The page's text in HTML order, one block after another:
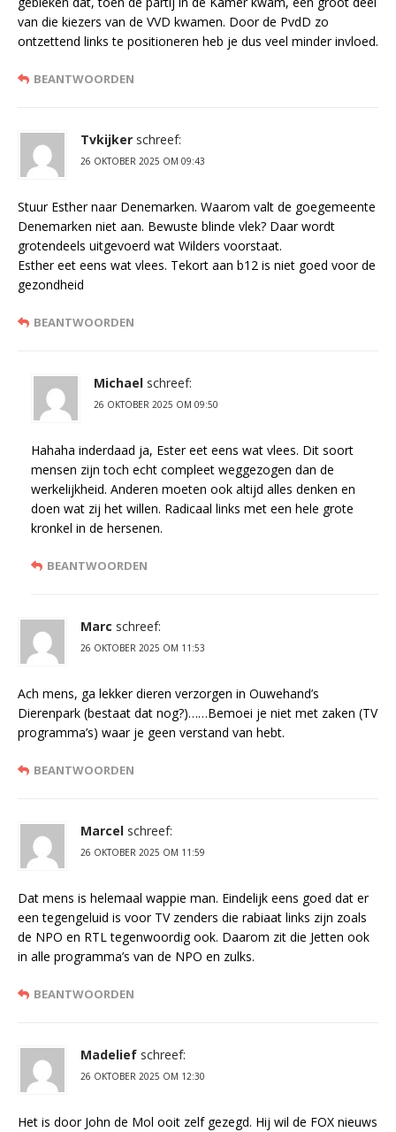
van die kiezers van de VVD kwamen. Door de PvdD zo
ontzettend links te positioneren heb je dus veel minder invloed.
BEANTWOORDEN
Tvkijker schreef:
26 OKTOBER 2025 OM 09:43
Stuur Esther naar Denemarken. Waarom valt de goegemeente
Denemarken niet aan. Bewuste blinde vlek? Daar wordt
grotendeels uitgevoerd wat Wilders voorstaat.
Esther eet eens wat vlees. Tekort aan b12 is niet goed voor de
gezondheid
BEANTWOORDEN
Michael schreef:
26 OKTOBER 2025 OM 09:50
Hahaha inderdaad ja, Ester eet eens wat vlees. Dit soort
mensen zijn toch echt compleet weggezogen dan de
werkelijkheid. Anderen moeten ook altijd alles denken en
doen wat zij het willen. Radicaal links met een hele grote
kronkel in de hersenen.
BEANTWOORDEN
Marc schreef:
26 OKTOBER 2025 OM 11:53
Ach mens, ga lekker dieren verzorgen in Ouwehand’s
Dierenpark (bestaat dat nog?)……Bemoei je niet met zaken (TV
programma’s) waar je geen verstand van hebt.
BEANTWOORDEN
Marcel schreef:
26 OKTOBER 2025 OM 11:59
Dat mens is helemaal wappie man. Eindelijk eens goed dat er
een tegengeluid is voor TV zenders die rabiaat links zijn zoals
de NPO en RTL tegenwoordig ook. Daarom zit die Jetten ook
in alle programma’s van de NPO en zulks.
BEANTWOORDEN
Madelief schreef:
26 OKTOBER 2025 OM 12:30
Het is door John de Mol ooit zelf gezegd. Hij wil de FOX nieuws